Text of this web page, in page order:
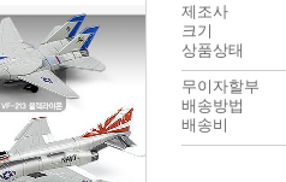
제조사
크기
상품상태
무이자할부
배송방법
배송비